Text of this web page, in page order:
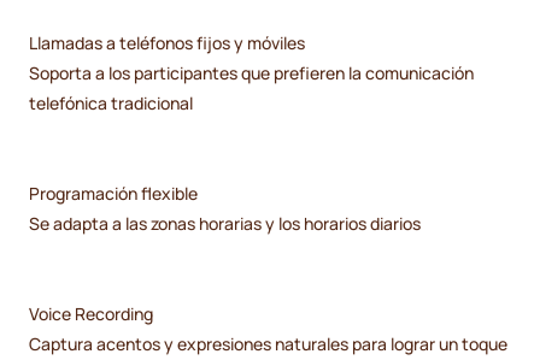
Llamadas a teléfonos fijos y móviles
Soporta a los participantes que prefieren la comunicación
telefónica tradicional
Programación flexible
Se adapta a las zonas horarias y los horarios diarios
Voice Recording
Captura acentos y expresiones naturales para lograr un toque